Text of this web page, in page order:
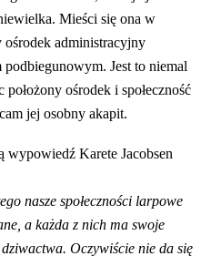
Mieści się ona w
ośrodek administracyjny
podbiegunowym. Jest to niemal
ośrodek i społeczność
jej osobny akapit.
Karete Jacobsen
nasze społeczności larpowe
a każda z nich ma swoje
Oczywiście nie da się